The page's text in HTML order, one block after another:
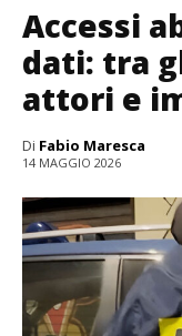
Accessi
dati: tra
attori e
Di Fabio Maresca
14 MAGGIO 2026